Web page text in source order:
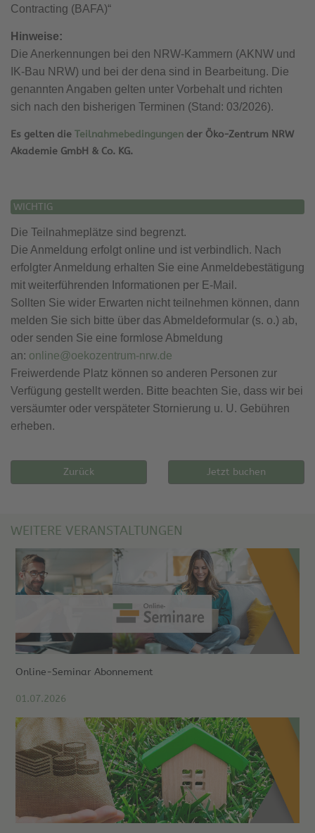
Contracting (BAFA)“
Hinweise:
Die Anerkennungen bei den NRW-Kammern (AKNW und
IK-Bau NRW) und bei der dena sind in Bearbeitung. Die
genannten Angaben gelten unter Vorbehalt und richten
sich nach den bisherigen Terminen (Stand: 03/2026).
Es gelten die Teilnahmebedingungen der Öko-Zentrum NRW
Akademie GmbH & Co. KG.
WICHTIG
Die Teilnahmeplätze sind begrenzt.
Die Anmeldung erfolgt online und ist verbindlich. Nach
erfolgter Anmeldung erhalten Sie eine Anmeldebestätigung
mit weiterführenden Informationen per E-Mail.
Sollten Sie wider Erwarten nicht teilnehmen können, dann
melden Sie sich bitte über das Abmeldeformular (s. o.) ab,
oder senden Sie eine formlose Abmeldung
an: online@oekozentrum-nrw.de
Freiwerdende Platz können so anderen Personen zur
Verfügung gestellt werden. Bitte beachten Sie, dass wir bei
versäumter oder verspäteter Stornierung u. U. Gebühren
erheben.
Zurück Jetzt buchen
WEITERE VERANSTALTUNGEN
Online-Seminar Abonnement
01.07.2026